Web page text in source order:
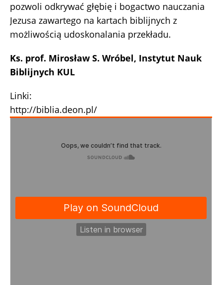
pozwoli odkrywać głębię i bogactwo nauczania
Jezusa zawartego na kartach biblijnych z
możliwością udoskonalania przekładu.
Ks. prof. Mirosław S. Wróbel, Instytut Nauk
Biblijnych KUL
Linki:
http://biblia.deon.pl/